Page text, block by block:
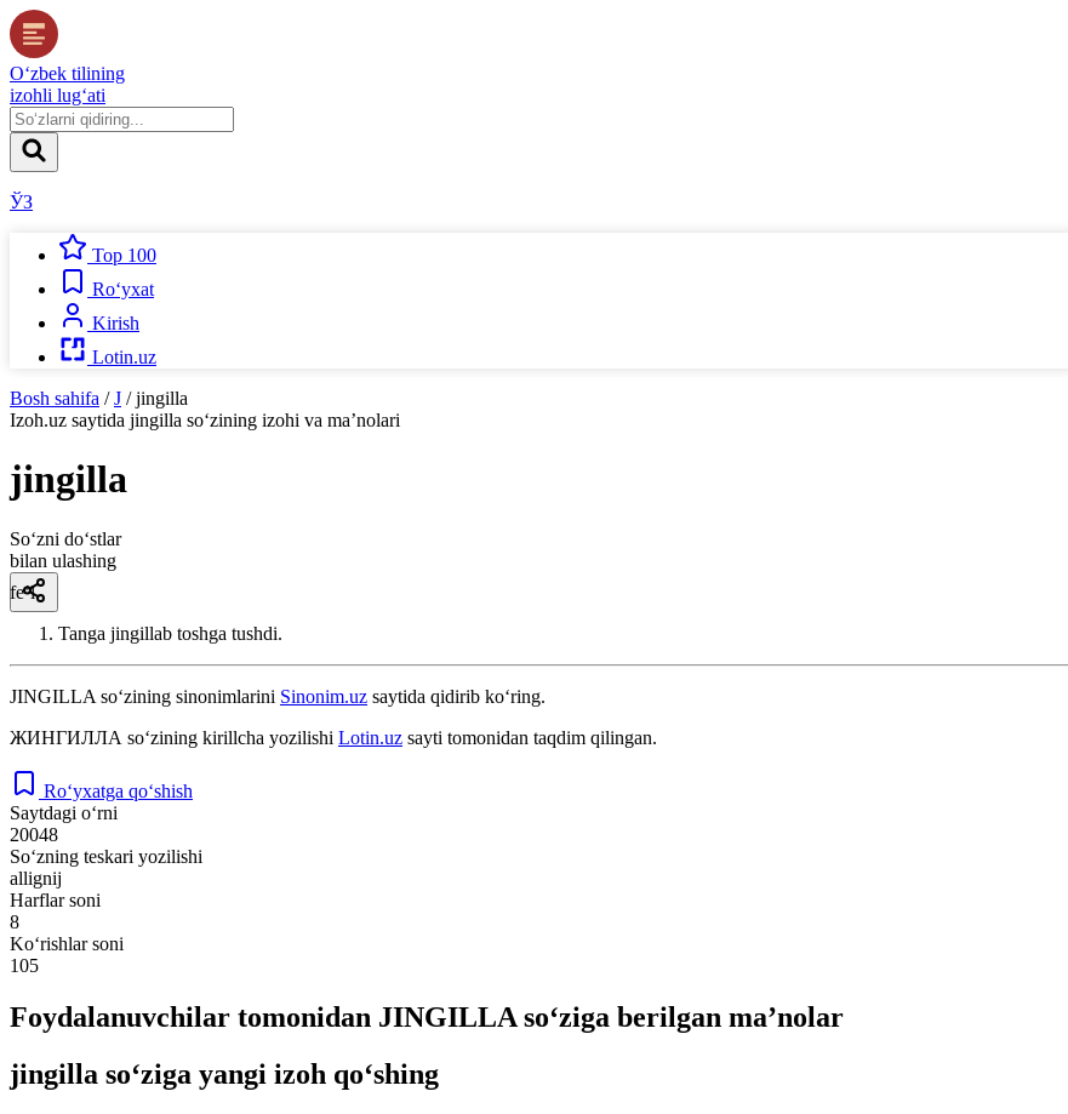
O‘zbek tilining
izohli lug‘ati
ЎЗ
Top 100
Ro‘yxat
Kirish
Lotin.uz
Bosh sahifa / J / jingilla
Izoh.uz saytida jingilla so‘zining izohi va ma’nolari
jingilla
So‘zni do‘stlar
bilan ulashing
fe’l
Tanga jingillab toshga tushdi.
JINGILLA so‘zining sinonimlarini Sinonim.uz saytida qidirib ko‘ring.
ЖИНГИЛЛА so‘zining kirillcha yozilishi Lotin.uz sayti tomonidan taqdim qilingan.
Ro‘yxatga qo‘shish
Saytdagi o‘rni
20048
So‘zning teskari yozilishi
allignij
Harflar soni
8
Ko‘rishlar soni
105
Foydalanuvchilar tomonidan JINGILLA so‘ziga berilgan ma’nolar
jingilla so‘ziga yangi izoh qo‘shing